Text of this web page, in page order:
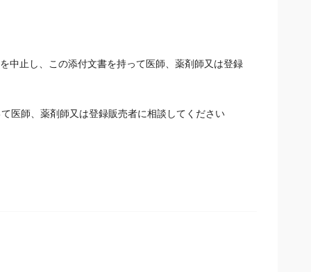
止し、この添付文書を持って医師、薬剤師又は登録
師、薬剤師又は登録販売者に相談してください